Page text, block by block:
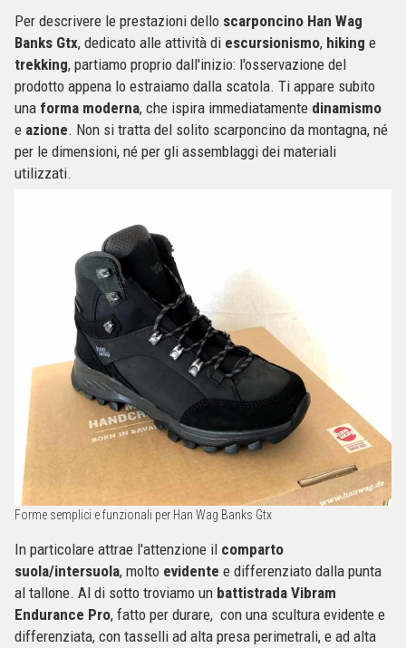
Per descrivere le prestazioni dello scarponcino Han Wag
Banks Gtx, dedicato alle attività di escursionismo, hiking e
trekking, partiamo proprio dall'inizio: l'osservazione del
prodotto appena lo estraiamo dalla scatola. Ti appare subito
una forma moderna, che ispira immediatamente dinamismo
e azione. Non si tratta del solito scarponcino da montagna, né
per le dimensioni, né per gli assemblaggi dei materiali
utilizzati.
Forme semplici e funzionali per Han Wag Banks Gtx
In particolare attrae l'attenzione il comparto
suola/intersuola, molto evidente e differenziato dalla punta
al tallone. Al di sotto troviamo un battistrada Vibram
Endurance Pro, fatto per durare, con una scultura evidente e
differenziata, con tasselli ad alta presa perimetrali, e ad alta